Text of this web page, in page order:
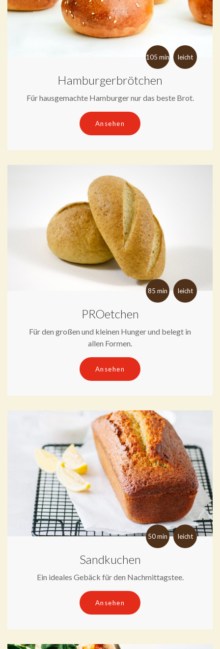
105 min leicht
Hamburgerbrötchen
Für hausgemachte Hamburger nur das beste Brot.
Ansehen
85 min leicht
PROetchen
Für den großen und kleinen Hunger und belegt in
allen Formen.
Ansehen
50 min leicht
Sandkuchen
Ein ideales Gebäck für den Nachmittagstee.
Ansehen